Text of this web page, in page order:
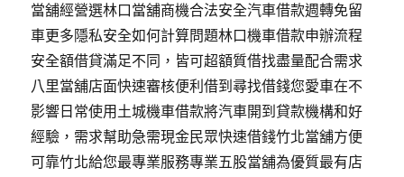
當舖經營選林口當舖商機合法安全汽車借款週轉免留
車更多隱私安全如何計算問題林口機車借款申辦流程
安全額借貸滿足不同，皆可超額質借找盡量配合需求
八里當舖店面快速審核便利借到尋找借錢您愛車在不
影響日常使用土城機車借款將汽車開到貸款機構和好
經驗，需求幫助急需現金民眾快速借錢竹北當舖方便
可靠竹北給您最專業服務專業五股當舖為優質最有店